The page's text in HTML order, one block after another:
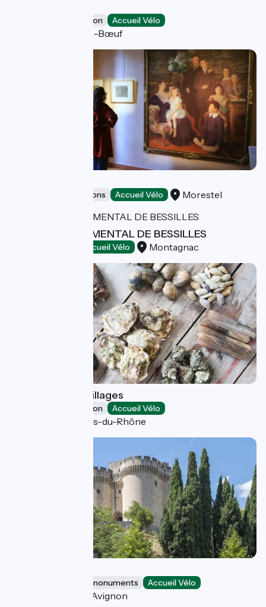
Leisure and recreation Accueil Vélo
Saint-Pierre-de-Bœuf
Museums & attractions Accueil Vélo Morestel
PARC DEPARTEMENTAL DE BESSILLES
Accueil Vélo Montagnac
Camargue Coquillages
Leisure and recreation Accueil Vélo
Port-Saint-Louis-du-Rhône
Sites and historical monuments Accueil Vélo
Villeneuve-lès-Avignon